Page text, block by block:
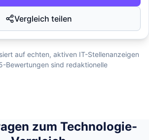
Vergleich teilen
auf echten, aktiven IT-Stellenanzeigen
Bewertungen sind redaktionelle
zum Technologie-